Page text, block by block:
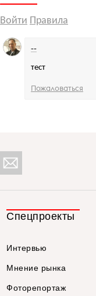
Войти Правила
тест
--
Пожаловаться
Спецпроекты
Интервью
Мнение рынка
Фоторепортаж